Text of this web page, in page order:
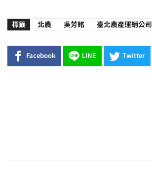
標籤 北農 吳芳銘 臺北農產運銷公司
Facebook LINE Twitter